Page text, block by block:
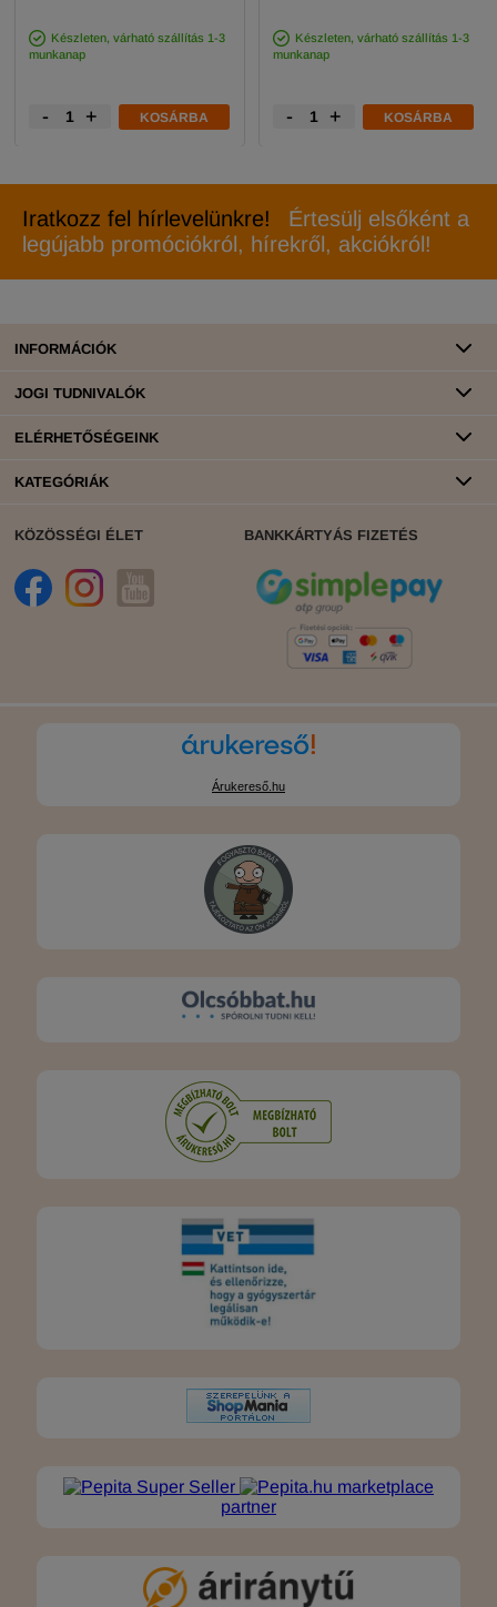
Készleten, várható szállítás 1-3
munkanap
- + KOSÁRBA
Készleten, várható szállítás 1-3
munkanap
- + KOSÁRBA
Iratkozz fel hírlevelünkre!
Értesülj elsőként a
legújabb promóciókról, hírekről, akciókról!
INFORMÁCIÓK
JOGI TUDNIVALÓK
ELÉRHETŐSÉGEINK
KATEGÓRIÁK
KÖZÖSSÉGI ÉLET BANKKÁRTYÁS FIZETÉS
Árukereső.hu
marketplace
partner